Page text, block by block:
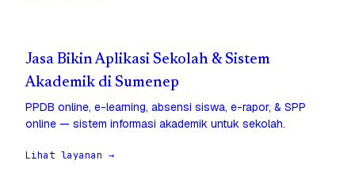
Jasa Bikin Aplikasi Sekolah & Sistem
Akademik di Sumenep
PPDB online, e-learning, absensi siswa, e-rapor, & SPP
online — sistem informasi akademik untuk sekolah.
Lihat layanan →